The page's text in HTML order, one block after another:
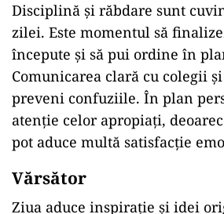
Disciplină și răbdare sunt
zilei. Este momentul să
începute și să pui ordine în
Comunicarea clară cu colegii
preveni confuziile. În plan
atenție celor apropiați,
pot aduce multă satisfacție
Vărsător
Ziua aduce inspirație și idei